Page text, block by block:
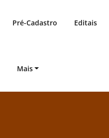
Pré-Cadastro Editais
Mais